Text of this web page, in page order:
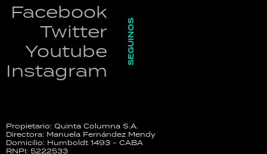
Facebook
Twitter
Youtube
Instagram
SEGUINOS
Propietario: Quinta Columna S.A.
Directora: Manuela Fernández Mendy
Domicilio: Humboldt 1493 - CABA
RNPI: 5222533